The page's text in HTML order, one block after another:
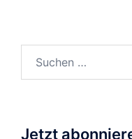
Jetzt